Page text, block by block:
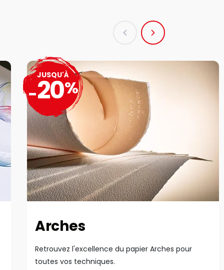
Arches
Retrouvez l'excellence du papier Arches pour
toutes vos techniques.
JUSQU'À
-20%